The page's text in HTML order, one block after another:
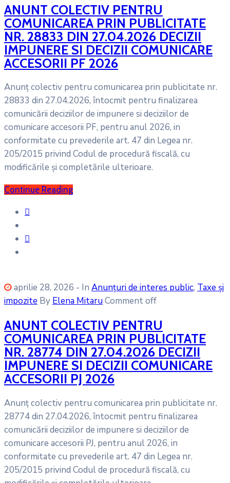
ANUNT COLECTIV PENTRU
COMUNICAREA PRIN PUBLICITATE
NR. 28833 DIN 27.04.2026 DECIZII
IMPUNERE SI DECIZII COMUNICARE
ACCESORII PF 2026
Anunț colectiv pentru comunicarea prin publicitate nr.
28833 din 27.04.2026, întocmit pentru finalizarea
comunicării deciziilor de impunere si deciziilor de
comunicare accesorii PF, pentru anul 2026, in
conformitate cu prevederile art. 47 din Legea nr.
205/2015 privind Codul de procedură fiscală, cu
modificările și completările ulterioare.
Continue Reading
aprilie 28, 2026 - In Anunțuri de interes public‚ Taxe și
impozite By Elena MitaruComment off
ANUNT COLECTIV PENTRU
COMUNICAREA PRIN PUBLICITATE
NR. 28774 DIN 27.04.2026 DECIZII
IMPUNERE SI DECIZII COMUNICARE
ACCESORII PJ 2026
Anunț colectiv pentru comunicarea prin publicitate nr.
28774 din 27.04.2026, întocmit pentru finalizarea
comunicării deciziilor de impunere si deciziilor de
comunicare accesorii PJ, pentru anul 2026, in
conformitate cu prevederile art. 47 din Legea nr.
205/2015 privind Codul de procedură fiscală, cu